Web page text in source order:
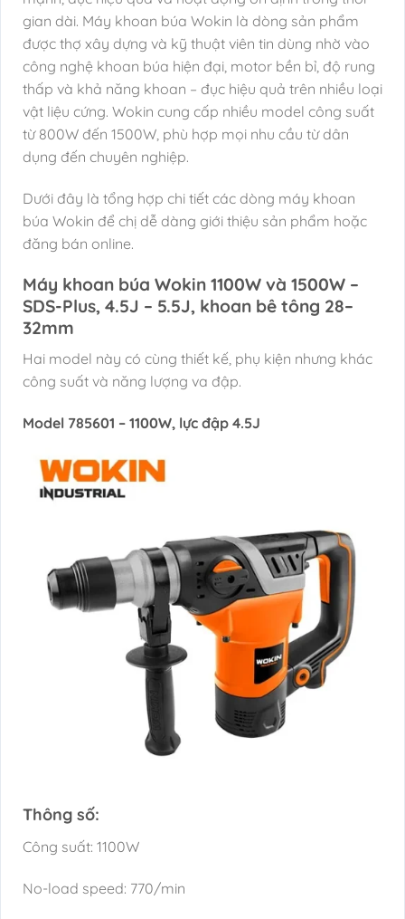
gian dài. Máy khoan búa Wokin là dòng sản phẩm
được thợ xây dựng và kỹ thuật viên tin dùng nhờ vào
công nghệ khoan búa hiện đại, motor bền bỉ, độ rung
thấp và khả năng khoan – đục hiệu quả trên nhiều loại
vật liệu cứng. Wokin cung cấp nhiều model công suất
từ 800W đến 1500W, phù hợp mọi nhu cầu từ dân
dụng đến chuyên nghiệp.
Dưới đây là tổng hợp chi tiết các dòng máy khoan
búa Wokin để chị dễ dàng giới thiệu sản phẩm hoặc
đăng bán online.
Máy khoan búa Wokin 1100W và 1500W –
SDS-Plus, 4.5J – 5.5J, khoan bê tông 28–
32mm
Hai model này có cùng thiết kế, phụ kiện nhưng khác
công suất và năng lượng va đập.
Model 785601 – 1100W, lực đập 4.5J
Thông số:
Công suất: 1100W
No-load speed: 770/min